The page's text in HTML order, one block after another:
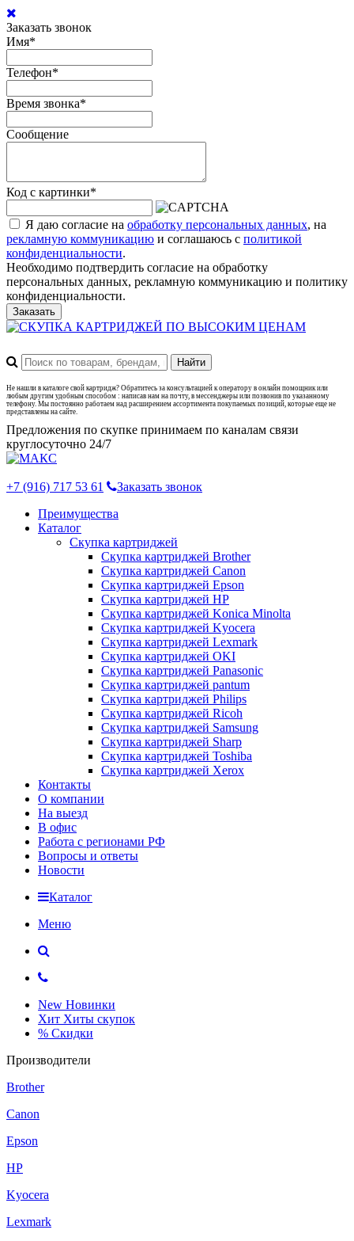
Заказать звонок
Имя*
Телефон*
Время звонка*
Сообщение
Код с картинки*
Я даю согласие на обработку персональных данных, на
рекламную коммуникацию и соглашаюсь с политикой
конфиденциальности.
Необходимо подтвердить согласие на обработку
персональных данных, рекламную коммуникацию и политику
конфиденциальности.
Заказать
Не нашли в каталоге свой картридж? Обратитесь за консультацией к оператору в онлайн помощник или
любым другим удобным способом : написав нам на почту, в мессенджеры или позвонив по указанному
телефону. Мы постоянно работаем над расширением ассортимента покупаемых позиций, которые еще не
представлены на сайте.
Предложения по скупке принимаем по каналам связи
круглосуточно 24/7
+7 (916) 717 53 61
Заказать звонок
Преимущества
Каталог
Скупка картриджей
Скупка картриджей Brother
Скупка картриджей Canon
Скупка картриджей Epson
Скупка картриджей HP
Скупка картриджей Konica Minolta
Скупка картриджей Kyocera
Скупка картриджей Lexmark
Скупка картриджей OKI
Скупка картриджей Panasonic
Скупка картриджей pantum
Скупка картриджей Philips
Скупка картриджей Ricoh
Скупка картриджей Samsung
Скупка картриджей Sharp
Скупка картриджей Toshiba
Скупка картриджей Xerox
Контакты
О компании
На выезд
В офис
Работа с регионами РФ
Вопросы и ответы
Новости
Каталог
Меню
New Новинки
Хит Хиты скупок
% Скидки
Производители
Brother
Canon
Epson
HP
Kyocera
Lexmark